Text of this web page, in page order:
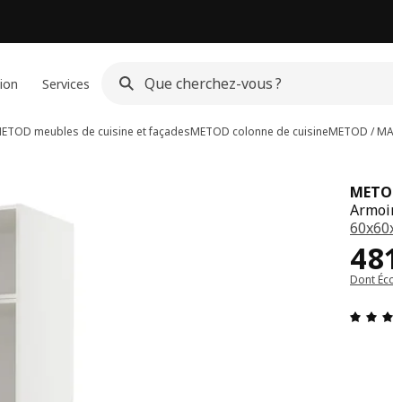
Services
meubles de cuisine et façadesMETOD colonne de cuisineMETOD /
Dont